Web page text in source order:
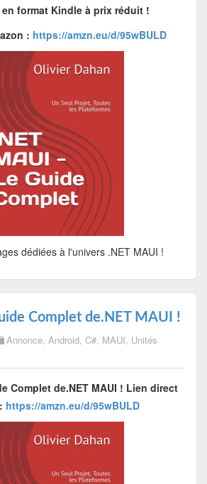
format Kindle à prix réduit !
: https://amzn.eu/d/95wBULD
dédiées à l'univers .NET MAUI !
Complet de.NET MAUI !
Annonce, Android, C#, MAUI, Unités
Complet de.NET MAUI ! Lien direct
https://amzn.eu/d/95wBULD